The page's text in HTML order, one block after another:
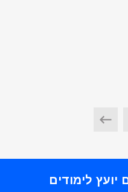
לימודים